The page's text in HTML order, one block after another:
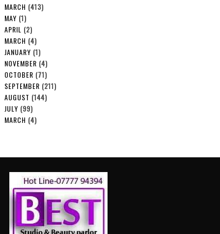
MARCH (413)
MAY (1)
APRIL (2)
MARCH (4)
JANUARY (1)
NOVEMBER (4)
OCTOBER (71)
SEPTEMBER (211)
AUGUST (144)
JULY (99)
MARCH (4)